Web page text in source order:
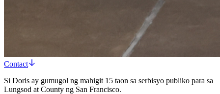
Contact
Si Doris ay gumugol ng mahigit 15 taon sa serbisyo publiko para sa
Lungsod at County ng San Francisco.